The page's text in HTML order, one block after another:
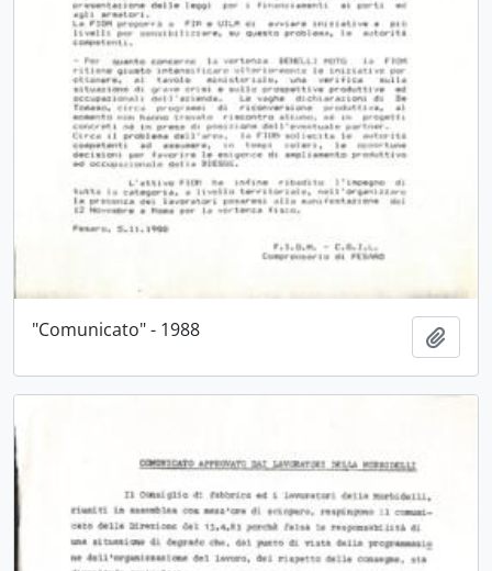
"Comunicato" - 1988